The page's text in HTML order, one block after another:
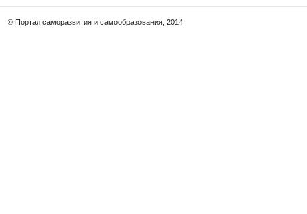
© Портал саморазвития и самообразования, 2014